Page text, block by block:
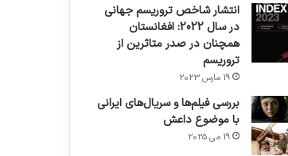
انتشار شاخص تروریسم جهانی
در سال 2022: افغانستان
همچنان در صدر متاثرین از
تروریسم
19 مارس 2023
بررسی فیلم‌ها و سریال‌های ایرانی
با موضوع داعش
19 می 2025